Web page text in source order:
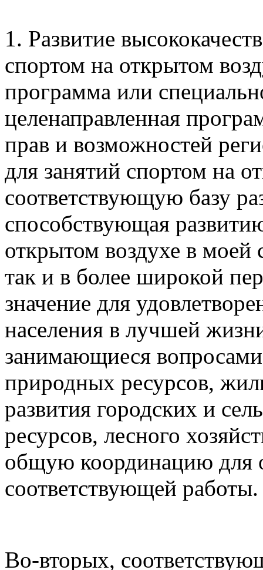
1. Развитие
спортом на открытом
программа или
целенаправленная
прав и возможностей
для занятий спортом на
соответствующую базу
способствующая
открытом воздухе в моей
так и в более широкой
значение для
населения в лучшей
занимающиеся
природных ресурсов,
развития городских и
ресурсов, лесного
общую координацию для
соответствующей работы.
Во-вторых,